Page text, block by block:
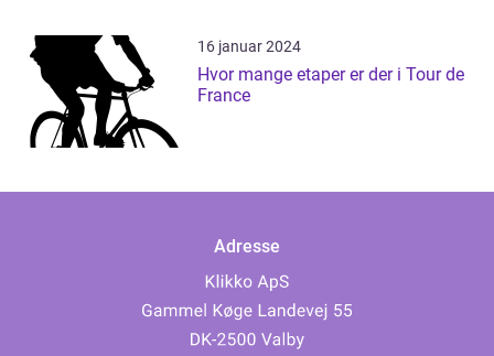
16 januar 2024
Hvor mange etaper er der i Tour de
France
Adresse